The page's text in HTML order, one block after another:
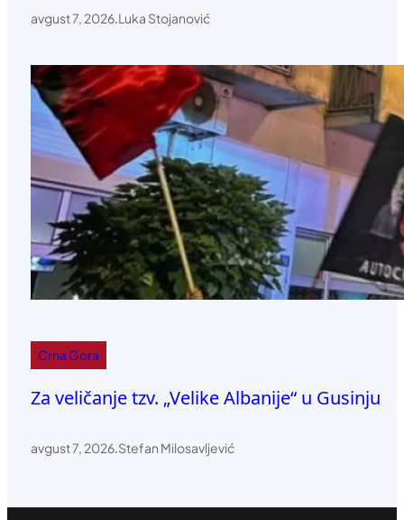
avgust 7, 2026.Luka Stojanović
Crna Gora
Za veličanje tzv. „Velike Albanije“ u Gusinju
avgust 7, 2026.Stefan Milosavljević